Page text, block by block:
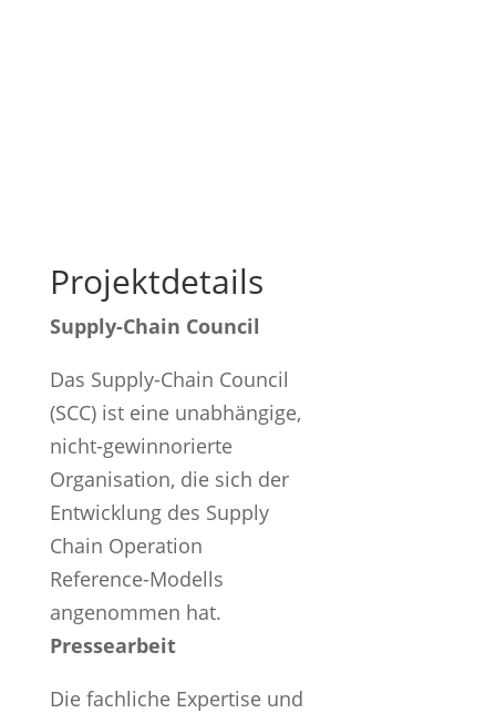
Projektdetails
Supply-Chain Council
Das Supply-Chain Council
(SCC) ist eine unabhängige,
nicht-gewinnorierte
Organisation, die sich der
Entwicklung des Supply
Chain Operation
Reference-Modells
angenommen hat.
Pressearbeit
Die fachliche Expertise und